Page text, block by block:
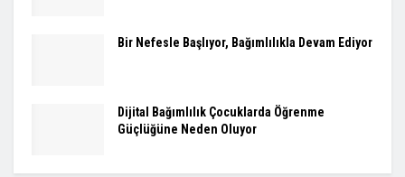
Bir Nefesle Başlıyor, Bağımlılıkla Devam Ediyor
Dijital Bağımlılık Çocuklarda Öğrenme
Güçlüğüne Neden Oluyor